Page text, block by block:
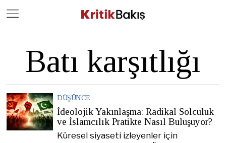
Batı karşıtlığı
DÜŞÜNCE
İdeolojik Yakınlaşma: Radikal Solculuk
ve İslamcılık Pratikte Nasıl Buluşuyor?
Küresel siyaseti izleyenler için